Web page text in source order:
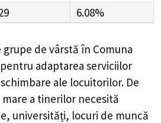
6.08%
grupe de vârstă în Comuna
adaptarea serviciilor
ale locuitorilor. De
a tinerilor necesită
universități, locuri de muncă